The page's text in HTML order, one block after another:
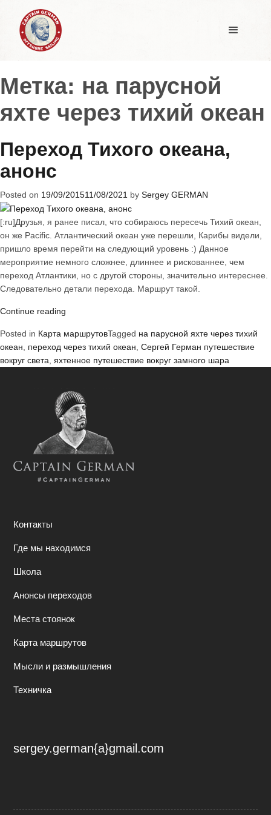
Метка: на парусной
яхте через тихий океан
Переход Тихого океана,
анонс
Posted on 19/09/201511/08/2021 by Sergey GERMAN
[:ru]Друзья, я ранее писал, что собираюсь пересечь Тихий океан,
он же Pacific. Атлантический океан уже перешли, Карибы видели,
пришло время перейти на следующий уровень :) Данное
мероприятие немного сложнее, длиннее и рискованнее, чем
переход Атлантики, но с другой стороны, значительно интереснее.
Следовательно детали перехода. Маршрут такой.
Continue reading
океана,
анонс»
Posted in Карта маршрутовTagged на парусной яхте через тихий
океан, переход через тихий океан, Сергей Герман путешествие
вокруг света, яхтенное путешествие вокруг замного шара
Контакты
Где мы находимся
Школа
Анонсы переходов
Места стоянок
Карта маршрутов
Мысли и размышления
Техничка
sergey.german{a}gmail.com